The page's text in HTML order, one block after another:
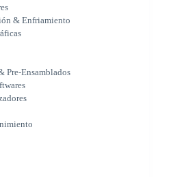
& Pre-Ensamblados
& WiFi
& Enfriamiento
Pre-Ensamblados